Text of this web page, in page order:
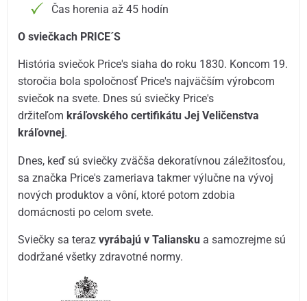
Čas horenia až 45 hodín
O sviečkach PRICE´S
História sviečok Price's siaha do roku 1830. Koncom 19.
storočia bola spoločnosť Price's najväčším výrobcom
sviečok na svete. Dnes sú sviečky Price's
držiteľom kráľovského certifikátu Jej Veličenstva
kráľovnej.
Dnes, keď sú sviečky zväčša dekoratívnou záležitosťou,
sa značka Price's zameriava takmer výlučne na vývoj
nových produktov a vôní, ktoré potom zdobia
domácnosti po celom svete.
Sviečky sa terazvyrábajú v Taliansku a samozrejme sú
dodržané všetky zdravotné normy.